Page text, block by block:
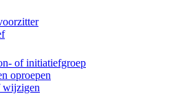
of initiatiefgroep
oproepen
wijzigen